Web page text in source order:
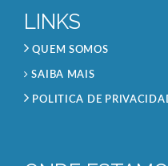
LINKS
QUEM SOMOS
SAIBA MAIS
POLITICA DE